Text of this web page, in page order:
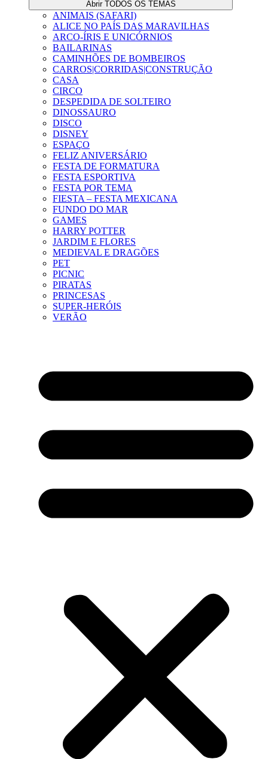
Abrir TODOS OS TEMAS
ANIMAIS (SAFARI)
ALICE NO PAÍS DAS MARAVILHAS
ARCO-ÍRIS E UNICÓRNIOS
BAILARINAS
CAMINHÕES DE BOMBEIROS
CARROS|CORRIDAS|CONSTRUÇÃO
CASA
CIRCO
DESPEDIDA DE SOLTEIRO
DINOSSAURO
DISCO
DISNEY
ESPAÇO
FELIZ ANIVERSÁRIO
FESTA DE FORMATURA
FESTA ESPORTIVA
FESTA POR TEMA
FIESTA – FESTA MEXICANA
FUNDO DO MAR
GAMES
HARRY POTTER
JARDIM E FLORES
MEDIEVAL E DRAGÕES
PET
PICNIC
PIRATAS
PRINCESAS
SUPER-HERÓIS
VERÃO